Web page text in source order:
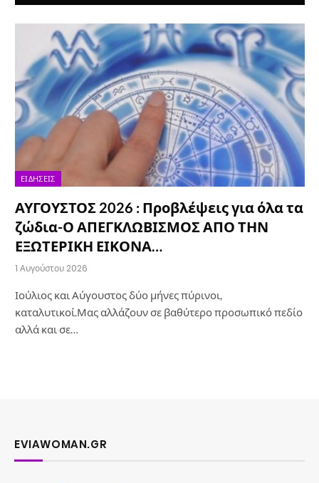
ΕΙΔΉΣΕΙΣ
ΑΥΓΟΥΣΤΟΣ 2026 : Προβλέψεις για όλα τα
ζώδια-Ο ΑΠΕΓΚΛΩΒΙΣΜΟΣ ΑΠΟ ΤΗΝ
ΕΞΩΤΕΡΙΚΗ ΕΙΚΟΝΑ…
1 Αυγούστου 2026
Ιούλιος και Αύγουστος δύο μήνες πύρινοι,
καταλυτικοί.Μας αλλάζουν σε βαθύτερο προσωπικό πεδίο
αλλά και σε…
EVIAWOMAN.GR